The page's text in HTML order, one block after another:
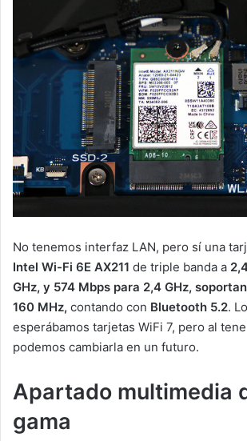
No tenemos interfaz LAN, pero sí una
Intel Wi-Fi 6E AX211 de triple banda a
GHz, y 574 Mbps para 2,4 GHz,
160 MHz, contando con Bluetooth 5.2.
esperábamos tarjetas WiFi 7, pero al
podemos cambiarla en un futuro.
Apartado multimedia
gama